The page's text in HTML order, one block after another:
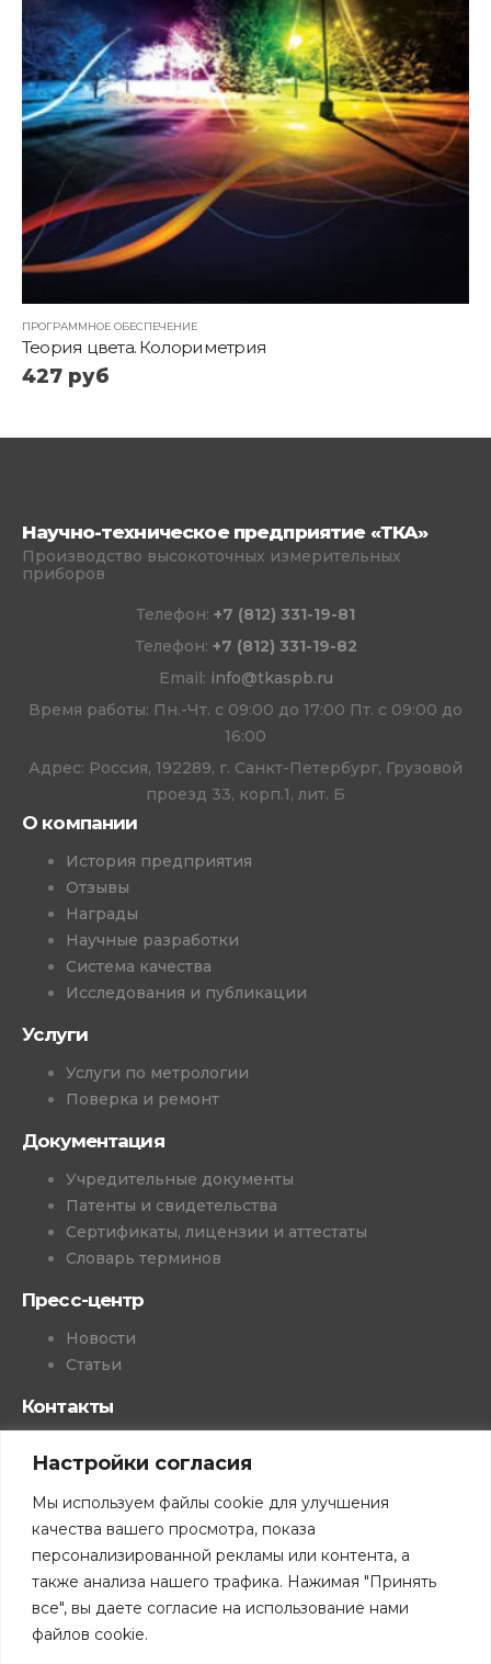
Настройки согласия
Мы используем файлы cookie для улучшения
качества вашего просмотра, показа
персонализированной рекламы или контента, а
также анализа нашего трафика. Нажимая "Принять
все", вы даете согласие на использование нами
файлов cookie.
ПРОГРАММНОЕ ОБЕСПЕЧЕНИЕ
Теория цвета. Колориметрия
427 руб
Научно-техническое предприятие «ТКА»
Производство высокоточных измерительных
приборов
Телефон: +7 (812) 331-19-81
Телефон: +7 (812) 331-19-82
Email: info@tkaspb.ru
Время работы: Пн.-Чт. с 09:00 до 17:00 Пт. с 09:00 до
16:00
Адрес: Россия, 192289, г. Санкт-Петербург, Грузовой
проезд 33, корп.1, лит. Б
О компании
История предприятия
Отзывы
Награды
Научные разработки
Система качества
Исследования и публикации
Услуги
Услуги по метрологии
Поверка и ремонт
Документация
Учредительные документы
Патенты и свидетельства
Сертификаты, лицензии и аттестаты
Словарь терминов
Пресс-центр
Новости
Статьи
Контакты
Региональные представители
Продукция
Фотометры/радиометры
Приборы для определения микроклимата
Комбинированные приборы
Колориметрия